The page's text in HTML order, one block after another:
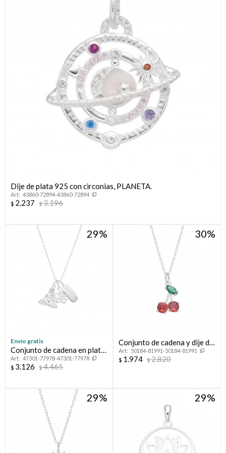
Dije de plata 925 con circonias, PLANETA.
43860-72894-43860-72894
$ 2.237 $3.196
29
Envío gratis
Conjunto de cadena en plata
925 y dijes, NAMASTE.
47301-77978-47301-77978
$ 3.126 $4.465
30
Conjunto de cadena y dije de
plata 925 con circonias,
CHERRYS.
50184-81991-50184-81991
$ 1.974 $2.820
29 29